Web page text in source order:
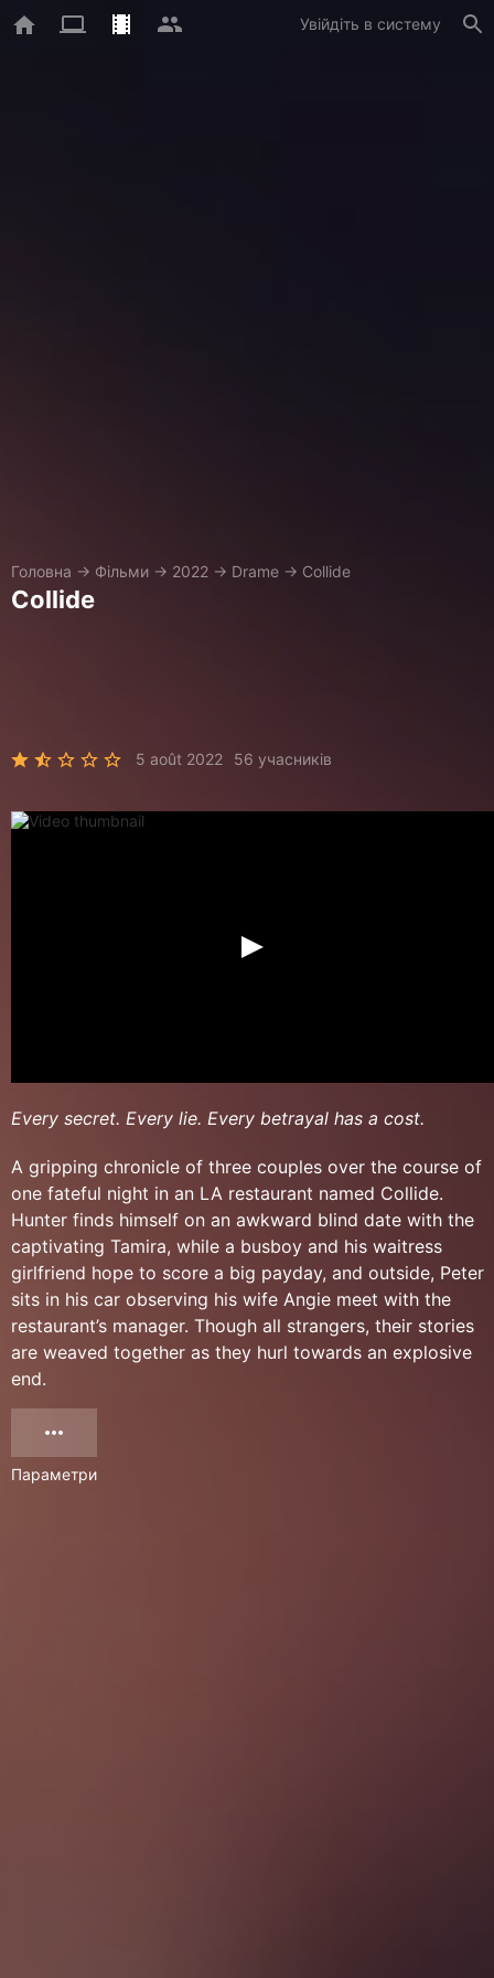
Увійдіть в систему
Головна → Фільми → 2022 → Drame → Collide
Collide
5 août 2022 56 учасників
Every secret. Every lie. Every betrayal has a cost.
A gripping chronicle of three couples over the course of
one fateful night in an LA restaurant named Collide.
Hunter finds himself on an awkward blind date with the
captivating Tamira, while a busboy and his waitress
girlfriend hope to score a big payday, and outside, Peter
sits in his car observing his wife Angie meet with the
restaurant’s manager. Though all strangers, their stories
are weaved together as they hurl towards an explosive
end.
Параметри